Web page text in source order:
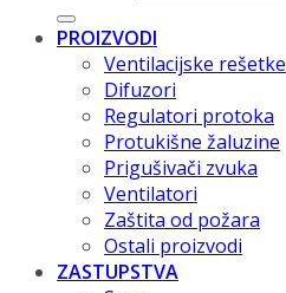
PROIZVODI
Ventilacijske rešetke
Difuzori
Regulatori protoka
Protukišne žaluzine
Prigušivači zvuka
Ventilatori
Zaštita od požara
Ostali proizvodi
ZASTUPSTVA